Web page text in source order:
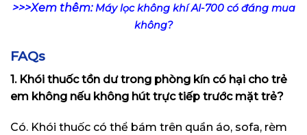
>>>Xem thêm: Máy lọc không khí AI-700 có đáng mua
không?
FAQs
1. Khói thuốc tồn dư trong phòng kín có hại cho trẻ
em không nếu không hút trực tiếp trước mặt trẻ?
Có. Khói thuốc có thể bám trên quần áo, sofa, rèm